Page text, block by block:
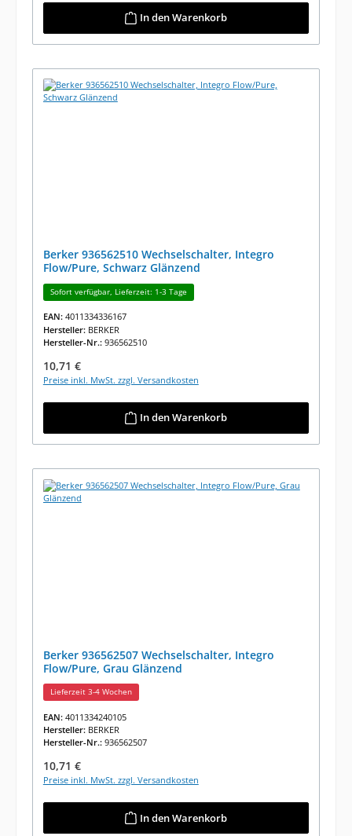
In den Warenkorb
Berker 936562510 Wechselschalter, Integro
Flow/Pure, Schwarz Glänzend
Sofort verfügbar, Lieferzeit: 1-3 Tage
EAN: 4011334336167
Hersteller: BERKER
Hersteller-Nr.: 936562510
Regulärer Preis:
10,71 €
Preise inkl. MwSt. zzgl. Versandkosten
In den Warenkorb
Berker 936562507 Wechselschalter, Integro
Flow/Pure, Grau Glänzend
Lieferzeit 3-4 Wochen
EAN: 4011334240105
Hersteller: BERKER
Hersteller-Nr.: 936562507
Regulärer Preis:
10,71 €
Preise inkl. MwSt. zzgl. Versandkosten
In den Warenkorb